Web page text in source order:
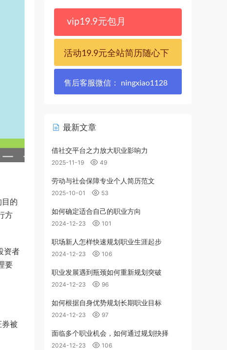
的
方
资者
要
被
vip19.9元包月
活动19.9元全站简历随心下
售后客服微信： ningxiao1128
最新文章
借社交平台之力放大职业影响力
2025-11-19 49
劳动与社会保障专业个人简历范文
2025-10-01 53
如何确定适合自己的职业方向
2024-12-23 101
职场新人怎样快速规划职业生涯起步
2024-12-23 106
职业发展遇到瓶颈如何重新规划突破
2024-12-23 96
如何根据自身优势规划长期职业目标
2024-12-23 97
面临多个职业机会，如何通过规划抉择
2024-12-23 106